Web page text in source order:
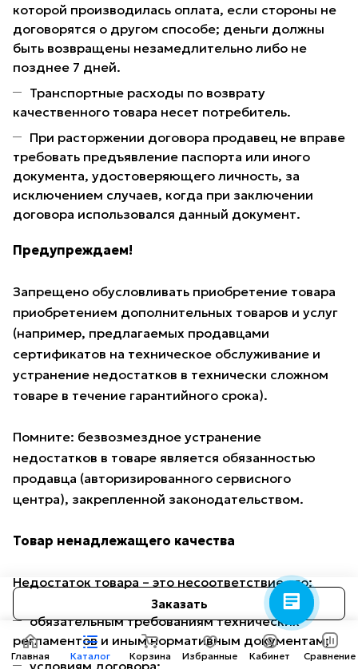
Консультант AMOTO
Здравствуйте! Готов
вопросы.
Заказать
которой производилась оплата, если стороны не
договорятся о другом способе; деньги должны
быть возвращены незамедлительно либо не
позднее 7 дней.
Транспортные расходы по возврату
качественного товара несет потребитель.
При расторжении договора продавец не вправе
требовать предъявление паспорта или иного
документа, удостоверяющего личность, за
исключением случаев, когда при заключении
договора использовался данный документ.
Предупреждаем!
Запрещено обусловливать приобретение товара
приобретением дополнительных товаров и услуг
(например, предлагаемых продавцами
сертификатов на техническое обслуживание и
устранение недостатков в технически сложном
товаре в течение гарантийного срока).
Помните: безвозмездное устранение
недостатков в товаре является обязанностью
продавца (авторизированного сервисного
центра), закрепленной законодательством.
Товар ненадлежащего качества
Недостаток товара – это несоответствие его:
обязательным требованиям технических
регламентов и иным нормативным документам;
Главная Каталог Корзина Избранные Кабинет Сравнение